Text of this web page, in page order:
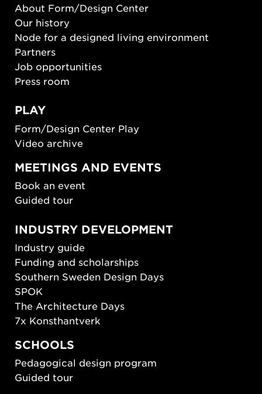
About Form/Design Center
Our history
Node for a designed living environment
Partners
Job opportunities
Press room
PLAY
Form/Design Center Play
Video archive
MEETINGS AND EVENTS
Book an event
Guided tour
INDUSTRY DEVELOPMENT
Industry guide
Funding and scholarships
Southern Sweden Design Days
SPOK
The Architecture Days
7x Konsthantverk
SCHOOLS
Pedagogical design program
Guided tour